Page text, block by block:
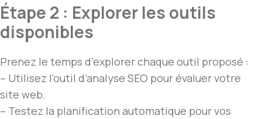
Étape 2 : Explorer les outils
disponibles
Prenez le temps d’explorer chaque outil proposé :
– Utilisez l’outil d’analyse SEO pour évaluer votre
site web.
– Testez la planification automatique pour vos